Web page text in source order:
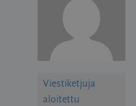
Viestiketjuja
aloitettu